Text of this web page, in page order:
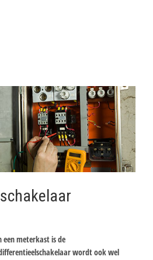
een meterkast is de
wordt ook wel